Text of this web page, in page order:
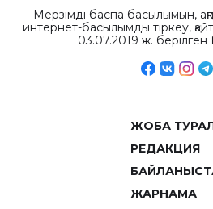
Мерзімді баспа басылымын,
интернет-басылымды тіркеу,
03.07.2019 ж.
ЖОБА
РЕДАКЦИЯ
ЖАРНАМА